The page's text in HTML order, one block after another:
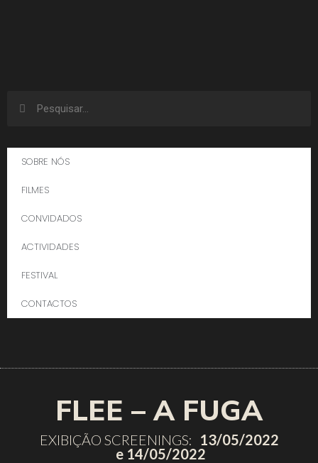
SOBRE NÓS
FILMES
CONVIDADOS
ACTIVIDADES
FESTIVAL
CONTACTOS
FLEE – A FUGA
EXIBIÇÃO SCREENINGS: 13/05/2022
e 14/05/2022